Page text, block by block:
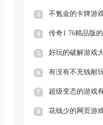
3
4
5
6
7
8